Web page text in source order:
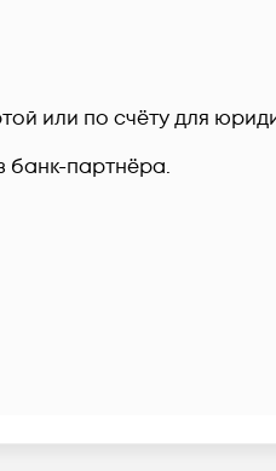
или по счёту для
банк-партнёра.